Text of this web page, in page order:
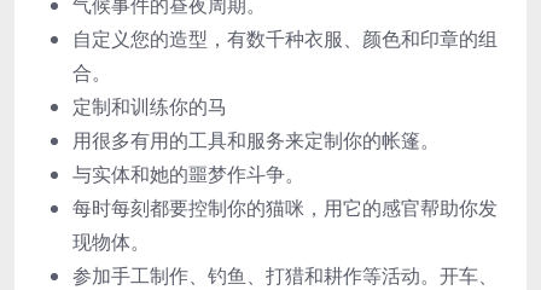
自定义您的造型，有数千种衣服、颜色和印章的组
合。
定制和训练你的马
用很多有用的工具和服务来定制你的帐篷。
与实体和她的噩梦作斗争。
每时每刻都要控制你的猫咪，用它的感官帮助你发
现物体。
参加手工制作、钓鱼、打猎和耕作等活动。开车、